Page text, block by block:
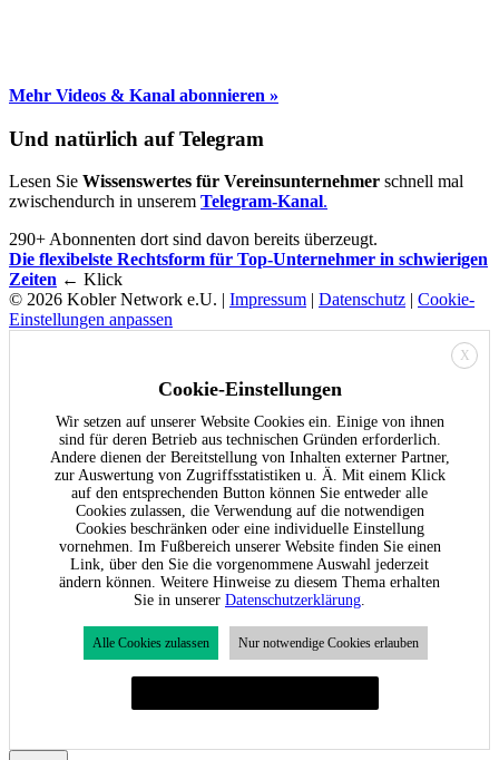
Mehr Videos & Kanal abonnieren »
Und natürlich auf Telegram
Lesen Sie Wissenswertes für Vereinsunternehmer schnell mal
zwischendurch in unserem Telegram-Kanal.
290+ Abonnenten dort sind davon bereits überzeugt.
Die flexibelste Rechtsform für Top-Unternehmer in schwierigen
Zeiten ← Klick
© 2026 Kobler Network e.U. | Impressum | Datenschutz | Cookie-
Einstellungen anpassen
X
Cookie-Einstellungen
Wir setzen auf unserer Website Cookies ein. Einige von ihnen
sind für deren Betrieb aus technischen Gründen erforderlich.
Andere dienen der Bereitstellung von Inhalten externer Partner,
zur Auswertung von Zugriffsstatistiken u. Ä. Mit einem Klick
auf den entsprechenden Button können Sie entweder alle
Cookies zulassen, die Verwendung auf die notwendigen
Cookies beschränken oder eine individuelle Einstellung
vornehmen. Im Fußbereich unserer Website finden Sie einen
Link, über den Sie die vorgenommene Auswahl jederzeit
ändern können. Weitere Hinweise zu diesem Thema erhalten
Sie in unserer Datenschutzerklärung.
Alle Cookies zulassen Nur notwendige Cookies erlauben